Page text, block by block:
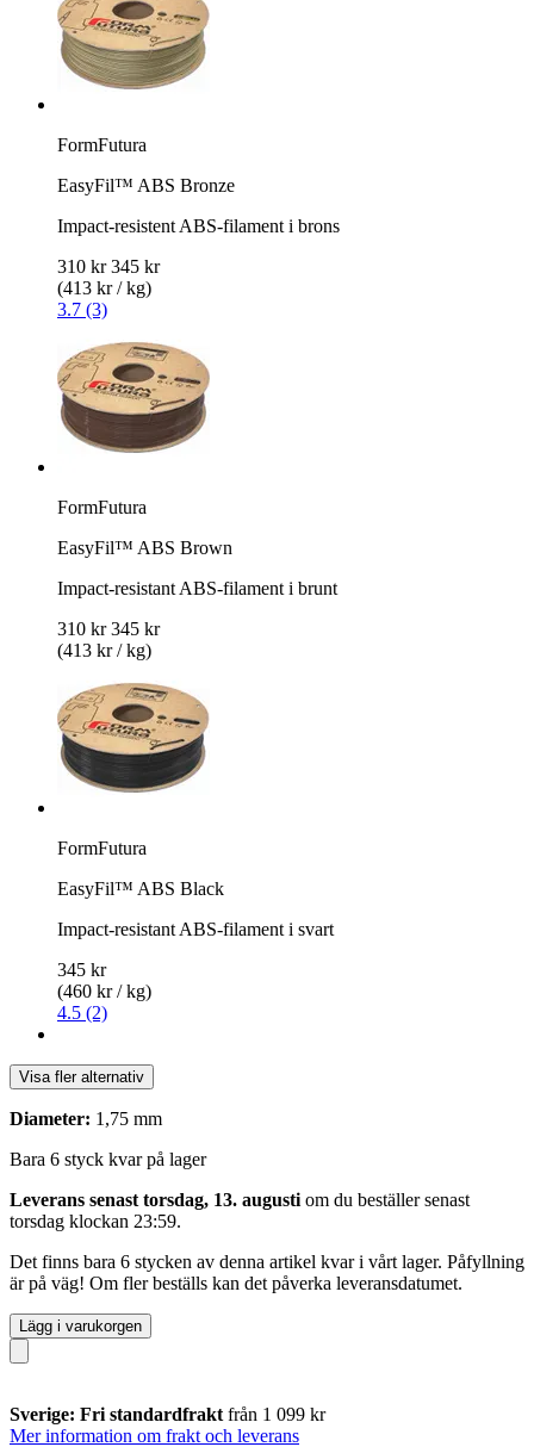
FormFutura
EasyFil™ ABS Bronze
Impact-resistent ABS-filament i brons
310 kr 345 kr
(413 kr / kg)
3.7 (3)
FormFutura
EasyFil™ ABS Brown
Impact-resistant ABS-filament i brunt
310 kr 345 kr
(413 kr / kg)
FormFutura
EasyFil™ ABS Black
Impact-resistant ABS-filament i svart
345 kr
(460 kr / kg)
4.5 (2)
Visa fler alternativ
Diameter: 1,75 mm
Bara 6 styck kvar på lager
Leverans senast torsdag, 13. augusti om du beställer senast
torsdag klockan 23:59.
Det finns bara 6 stycken av denna artikel kvar i vårt lager. Påfyllning
är på väg! Om fler beställs kan det påverka leveransdatumet.
Lägg i varukorgen
Sverige: Fri standardfrakt från 1 099 kr
Mer information om frakt och leverans